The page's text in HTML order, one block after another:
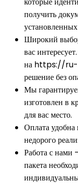
получить
Широкий выбор
вас
на https://ru-
решение без
Мы
изготовлен в
для вас место.
Оплата удобна
недорого
Работа с нами
пакета